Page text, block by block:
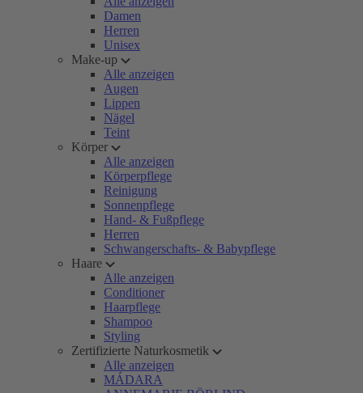
Damen
Herren
Unisex
Make-up
Alle anzeigen
Augen
Lippen
Nägel
Teint
Körper
Alle anzeigen
Körperpflege
Reinigung
Sonnenpflege
Hand- & Fußpflege
Herren
Schwangerschafts- & Babypflege
Haare
Alle anzeigen
Conditioner
Haarpflege
Shampoo
Styling
Zertifizierte Naturkosmetik
Alle anzeigen
MÁDARA